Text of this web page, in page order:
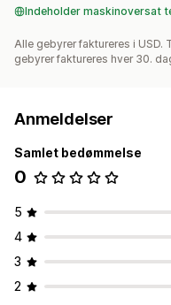
Indeholder maskinoversat
Alle gebyrer faktureres i
gebyrer faktureres hver 30.
Anmeldelser
Samlet bedømmelse
0
5
4
3
2